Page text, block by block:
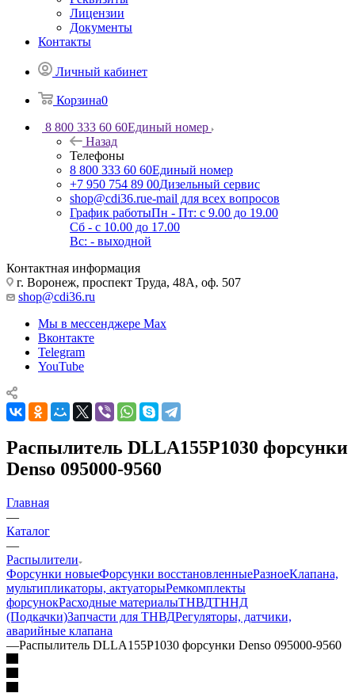
Лицензии
Документы
Контакты
Личный кабинет
Корзина0
8 800 333 60 60Единый номер
Назад
Телефоны
8 800 333 60 60Единый номер
+7 950 754 89 00Дизельный сервис
shop@cdi36.rue-mail для всех вопросов
График работыПн - Пт: с 9.00 до 19.00
Сб - с 10.00 до 17.00
Вс: - выходной
Контактная информация
г. Воронеж, проспект Труда, 48А, оф. 507
shop@cdi36.ru
Мы в мессенджере Max
Вконтакте
Telegram
YouTube
Распылитель DLLA155P1030 форсунки
Denso 095000-9560
Главная
—
Каталог
—
Распылители
Форсунки новыеФорсунки восстановленныеРазноеКлапана,
мультипликаторы, актуаторыРемкомплекты
форсунокРасходные материалыТНВДТННД
(Подкачки)Запчасти для ТНВДРегуляторы, датчики,
аварийные клапана
—Распылитель DLLA155P1030 форсунки Denso 095000-9560